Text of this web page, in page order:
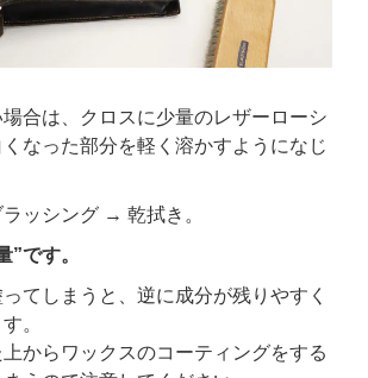
合は、クロスに少量のレザーローシ
くなった部分を軽く溶かすようになじ
ッシング → 乾拭き。
”です。
てしまうと、逆に成分が残りやすく
。
からワックスのコーティングをする